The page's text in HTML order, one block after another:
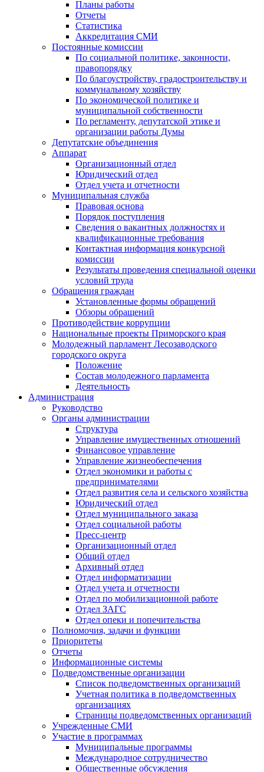
Планы работы
Отчеты
Статистика
Аккредитация СМИ
Постоянные комиссии
По социальной политике, законности,
правопорядку
По благоустройству, градостроительству и
коммунальному хозяйству
По экономической политике и
муниципальной собственности
По регламенту, депутатской этике и
организации работы Думы
Депутатские объединения
Аппарат
Организационный отдел
Юридический отдел
Отдел учета и отчетности
Муниципальная служба
Правовая основа
Порядок поступления
Сведения о вакантных должностях и
квалификационные требования
Контактная информация конкурсной
комиссии
Результаты проведения специальной оценки
условий труда
Обращения граждан
Установленные формы обращений
Обзоры обращений
Противодействие коррупции
Национальные проекты Приморского края
Молодежный парламент Лесозаводского
городского округа
Положение
Состав молодежного парламента
Деятельность
Администрация
Руководство
Органы администрации
Структура
Управление имущественных отношений
Финансовое управление
Управление жизнеобеспечения
Отдел экономики и работы с
предпринимателями
Отдел развития села и сельского хозяйства
Юридический отдел
Отдел муниципального заказа
Отдел социальной работы
Пресс-центр
Организационный отдел
Общий отдел
Архивный отдел
Отдел информатизации
Отдел учета и отчетности
Отдел по мобилизационной работе
Отдел ЗАГС
Отдел опеки и попечительства
Полномочия, задачи и функции
Приоритеты
Отчеты
Информационные системы
Подведомственные организации
Список подведомственных организаций
Учетная политика в подведомственных
организациях
Страницы подведомственных организаций
Учрежденные СМИ
Участие в программах
Муниципальные программы
Международное сотрудничество
Общественные обсуждения